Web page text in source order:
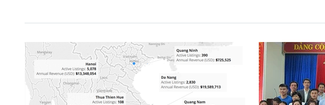
Thế giới
An ninh - Hình sự
ĐA CHIỀU INFOCUS